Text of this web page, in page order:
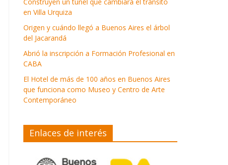
en Villa Urquiza
Origen y cuándo llegó a Buenos Aires el árbol
del Jacarandá
Abrió la inscripción a Formación Profesional en
CABA
El Hotel de más de 100 años en Buenos Aires
que funciona como Museo y Centro de Arte
Contemporáneo
Enlaces de interés